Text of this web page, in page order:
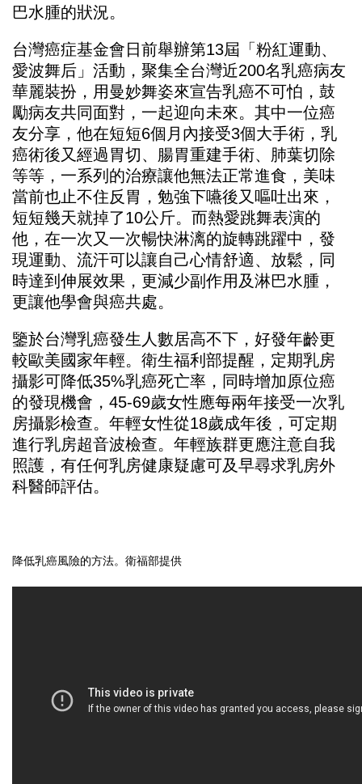
巴水腫的狀況。
台灣癌症基金會日前舉辦第13屆「粉紅運動、
愛波舞后」活動，聚集全台灣近200名乳癌病友
華麗裝扮，用曼妙舞姿來宣告乳癌不可怕，鼓
勵病友共同面對，一起迎向未來。其中一位癌
友分享，他在短短6個月內接受3個大手術，乳
癌術後又經過胃切、腸胃重建手術、肺葉切除
等等，一系列的治療讓他無法正常進食，美味
當前也止不住反胃，勉強下嚥後又嘔吐出來，
短短幾天就掉了10公斤。而熱愛跳舞表演的
他，在一次又一次暢快淋漓的旋轉跳躍中，發
現運動、流汗可以讓自己心情舒適、放鬆，同
時達到伸展效果，更減少副作用及淋巴水腫，
更讓他學會與癌共處。
鑒於台灣乳癌發生人數居高不下，好發年齡更
較歐美國家年輕。衛生福利部提醒，定期乳房
攝影可降低35%乳癌死亡率，同時增加原位癌
的發現機會，45-69歲女性應每兩年接受一次乳
房攝影檢查。年輕女性從18歲成年後，可定期
進行乳房超音波檢查。年輕族群更應注意自我
照護，有任何乳房健康疑慮可及早尋求乳房外
科醫師評估。
降低乳癌風險的方法。衛福部提供